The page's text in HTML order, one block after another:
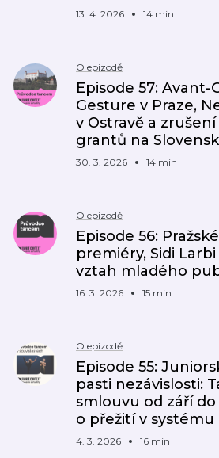
13. 4. 2026 14 min
O epizodě
Episode 57: Avant-
Gesture v Praze,
v Ostravě a
grantů na
30. 3. 2026 14 min
O epizodě
Episode 56:
premiéry, Sidi
vztah mladého
16. 3. 2026 15 min
O epizodě
Episode 55:
pasti nezávislosti:
smlouvu od září
o přežití v systému
4. 3. 2026 16 min